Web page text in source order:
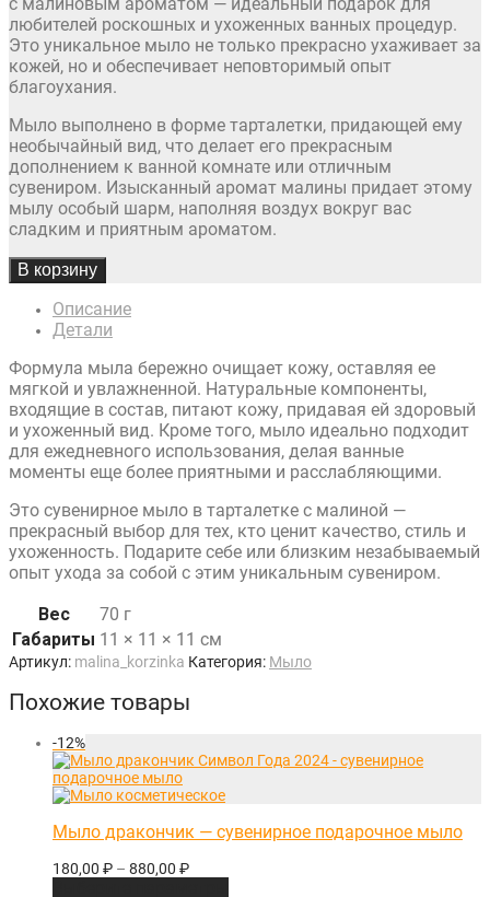
любителей роскошных и ухоженных ванных процедур.
Это уникальное мыло не только прекрасно ухаживает за
кожей, но и обеспечивает неповторимый опыт
благоухания.
Мыло выполнено в форме тарталетки, придающей ему
необычайный вид, что делает его прекрасным
дополнением к ванной комнате или отличным
сувениром. Изысканный аромат малины придает этому
мылу особый шарм, наполняя воздух вокруг вас
сладким и приятным ароматом.
В корзину
Описание
Детали
Формула мыла бережно очищает кожу, оставляя ее
мягкой и увлажненной. Натуральные компоненты,
входящие в состав, питают кожу, придавая ей здоровый
и ухоженный вид. Кроме того, мыло идеально подходит
для ежедневного использования, делая ванные
моменты еще более приятными и расслабляющими.
Это сувенирное мыло в тарталетке с малиной —
прекрасный выбор для тех, кто ценит качество, стиль и
ухоженность. Подарите себе или близким незабываемый
опыт ухода за собой с этим уникальным сувениром.
Вес
70 г
Габариты 11 × 11 × 11 см
Артикул: malina_korzinka Категория: Мыло
Похожие товары
-12%
Мыло дракончик — сувенирное подарочное мыло
180,00 ₽ – 880,00 ₽